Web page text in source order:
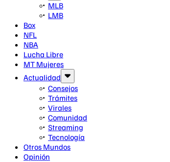
MLB
LMB
Box
NFL
NBA
Lucha Libre
MT Mujeres
Actualidad
Consejos
Trámites
Virales
Comunidad
Streaming
Tecnología
Otros Mundos
Opinión